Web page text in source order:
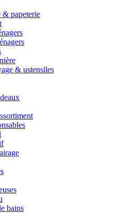
& papeterie
& ustensiles
bains